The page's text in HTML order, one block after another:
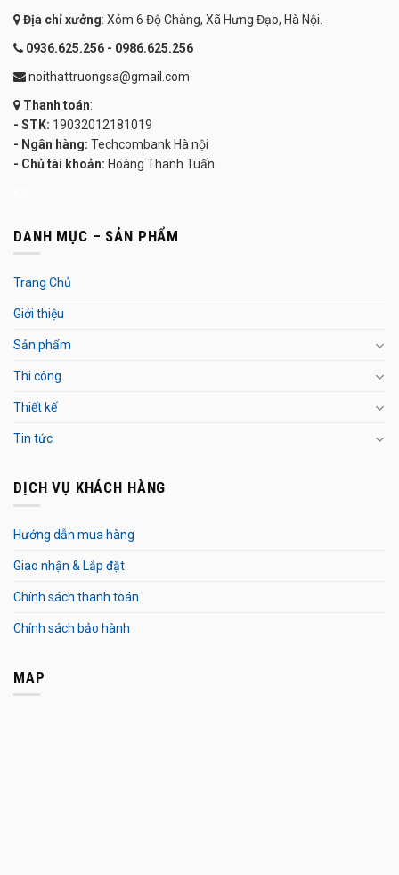
Địa chỉ xưởng: Xóm 6 Độ Chàng, Xã Hưng Đạo, Hà Nội.
0936.625.256 - 0986.625.256
noithattruongsa@gmail.com
Thanh toán:
- STK: 19032012181019
- Ngân hàng: Techcombank Hà nội
- Chủ tài khoản: Hoàng Thanh Tuấn
DANH MỤC – SẢN PHẨM
Trang Chủ
Giới thiệu
Sản phẩm
Thi công
Thiết kế
Tin tức
DỊCH VỤ KHÁCH HÀNG
Hướng dẫn mua hàng
Giao nhận & Lắp đặt
Chính sách thanh toán
Chính sách bảo hành
MAP